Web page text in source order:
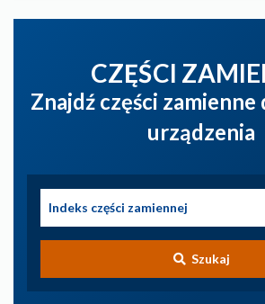
CZĘŚCI
Znajdź części zamienne
urządzenia
Szukaj